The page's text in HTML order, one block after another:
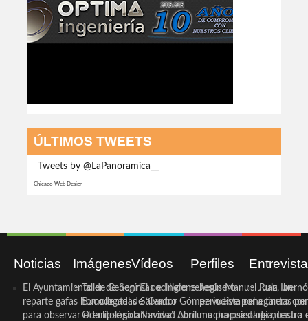
ÚLTIMOS TWEETS
Tweets by @LaPanoramica__
Chicago Web Design
Noticias
El Ayuntamiento de Cehegín
reparte gafas homologadas
para observar el eclipse solar
Imágenes
Taller de Sonrisas e Higiene
Bucodental de ‘Centro
Odontológico Innova’. Abril
Vídeos
El cocinero ceheginero
Salvador Gómez vuelve por
Navidad con una propuesta
Perfiles
Jesús Manuel Ruiz, un
periodista ceheginero con
mucha psicología, teatro
Juan
a tantas
de nuestra